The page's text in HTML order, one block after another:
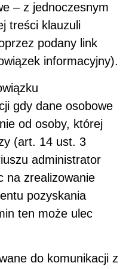
– z jednoczesnym
treści klauzuli
podany link
informacyjny).
gdy dane osobowe
od osoby, której
(art. 14 ust. 3
administrator
na zrealizowanie
pozyskania
ten może ulec
do komunikacji z